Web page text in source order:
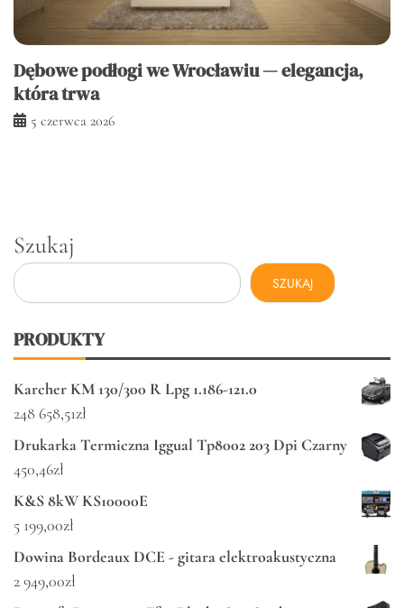
Dębowe podłogi we Wrocławiu — elegancja,
która trwa
5 czerwca 2026
Szukaj
SZUKAJ
PRODUKTY
Karcher KM 130/300 R Lpg 1.186-121.0
248 658,51zł
Drukarka Termiczna Iggual Tp8002 203 Dpi Czarny
450,46zł
K&S 8kW KS10000E
5 199,00zł
Dowina Bordeaux DCE - gitara elektroakustyczna
2 949,00zł